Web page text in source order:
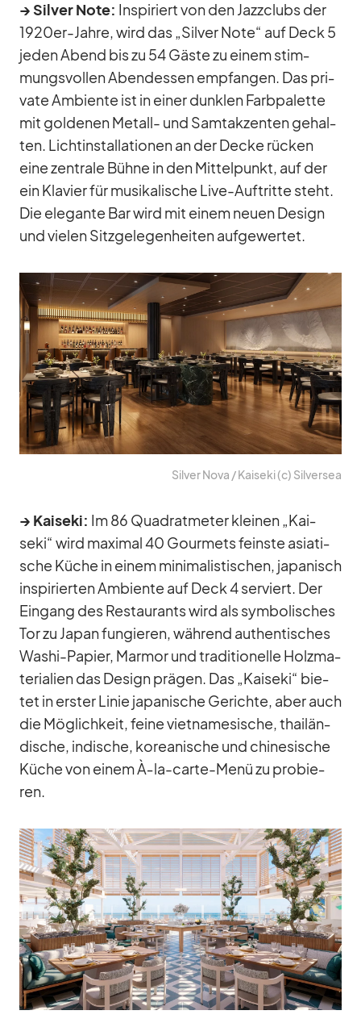
→ Sil­ver Note: In­spi­riert von den Jazz­clubs der
1920er-Jahre, wird das „Sil­ver Note“ auf Deck 5
je­den Abend bis zu 54 Gäste zu ei­nem stim­
mungs­vol­len Abend­essen emp­fan­gen. Das pri­
vate Am­bi­ente ist in ei­ner dunk­len Farb­pa­lette
mit gol­de­nen Me­tall- und Samt­ak­zen­ten ge­hal­
ten. Licht­in­stal­la­tio­nen an der De­cke rü­cken
eine zen­trale Bühne in den Mit­tel­punkt, auf der
ein Kla­vier für mu­si­ka­li­sche Live-Auf­tritte steht.
Die ele­gante Bar wird mit ei­nem neuen De­sign
und vie­len Sitz­ge­le­gen­hei­ten auf­ge­wer­tet.
Sil­ver Nova /​ Kai­seki (c) Sil­ver­sea
→ Kai­seki: Im 86 Qua­drat­me­ter klei­nen „Kai­
seki“ wird ma­xi­mal 40 Gour­mets feinste asia­ti­
sche Kü­che in ei­nem mi­ni­ma­lis­ti­schen, ja­pa­nisch
in­spi­rier­ten Am­bi­ente auf Deck 4 ser­viert. Der
Ein­gang des Re­stau­rants wird als sym­bo­li­sches
Tor zu Ja­pan fun­gie­ren, wäh­rend au­then­ti­sches
Wa­shi-Pa­pier, Mar­mor und tra­di­tio­nelle Holz­ma­
te­ria­lien das De­sign prä­gen. Das „Kai­seki“ bie­
tet in ers­ter Li­nie ja­pa­ni­sche Ge­richte, aber auch
die Mög­lich­keit, feine viet­na­me­si­sche, thai­län­
di­sche, in­di­sche, ko­rea­ni­sche und chi­ne­si­sche
Kü­che von ei­nem À‑la-carte-Menü zu pro­bie­
ren.